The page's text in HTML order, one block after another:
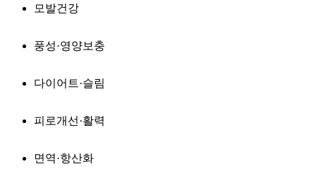
모발건강
풍성·영양보충
다이어트·슬림
피로개선·활력
면역·항산화